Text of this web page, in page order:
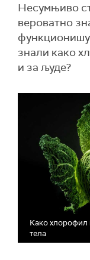
Несумњиво
вероватно
знали како
и за људе?
Како хлорофил
тела